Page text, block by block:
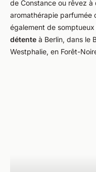
de Constance ou rêvez
aromathérapie parfumée
également de somptueux
détente à Berlin, dans le
Westphalie, en Forêt-